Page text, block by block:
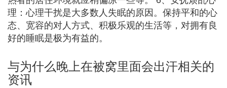
理：心理干扰是大多数人失眠的原因。保持平和的心
态、宽容的对人方式、积极乐观的生活等，对拥有良
好的睡眠是极为有益的。
与为什么晚上在被窝里面会出汗相关的
资讯